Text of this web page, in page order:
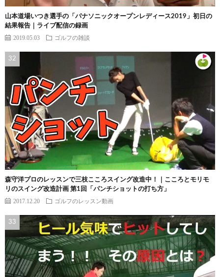
山本道場いつき選手の「パナソニックオープンレディース2019」初日の
結果報告｜ライブ配信の録画
2019.05.03 ゴルフの雑談
森守洋プロのレッスンで三枝こころスイング改造中！｜こころとモリモ
リのスイング改造計画 第1回「パンチショットの打ち方」
2017.12.20 ゴルフのレッスン動画